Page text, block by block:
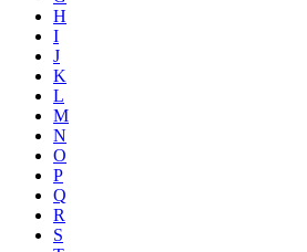
H
I
J
K
L
M
N
O
P
Q
R
S